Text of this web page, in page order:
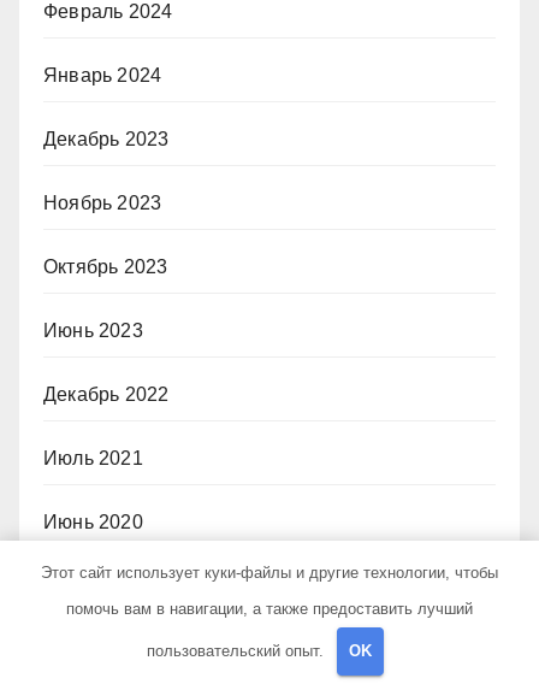
Февраль 2024
Январь 2024
Декабрь 2023
Ноябрь 2023
Октябрь 2023
Июнь 2023
Декабрь 2022
Июль 2021
Июнь 2020
Этот сайт использует куки-файлы и другие технологии, чтобы
помочь вам в навигации, а также предоставить лучший
пользовательский опыт. OK